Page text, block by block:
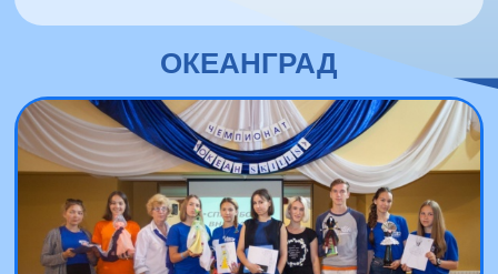
ОКЕАНГРАД